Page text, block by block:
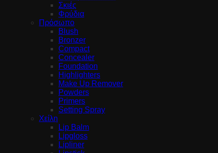
Σκιές
Φρύδια
Πρόσωπο
Blush
Bronzer
Compact
Concealer
Foundation
Highlighters
Make Up Remover
Powders
Primers
Setting Spray
Χείλη
Lip Balm
Lipgloss
Lipliner